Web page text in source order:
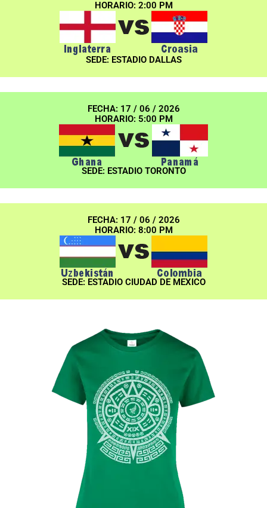
HORARIO: 2:00 PM
SEDE: ESTADIO DALLAS
FECHA: 17 / 06 / 2026
HORARIO: 5:00 PM
SEDE: ESTADIO TORONTO
FECHA: 17 / 06 / 2026
HORARIO: 8:00 PM
SEDE: ESTADIO CIUDAD DE MEXICO